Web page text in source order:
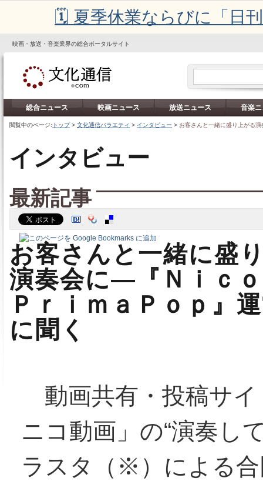
🗓️ 夏季休業ならびに「日
映画・放送・音楽業界の総合ポータルサイト
総合ニュース 映画ニュース 放送ニュース 音楽
閲覧中のページ: トップ> 文化通信バラエティ > インタビュー > お客さんと一緒に盛り上がる
インタビュー
最新記事
お客さんと一緒に盛
演奏会に―『Ｎｉｃ
ＰｒｉｍａＰｏｐ』
に聞く
動画共有・投稿サイ
ニコ動画」の“演奏し
ラスタ（※）による